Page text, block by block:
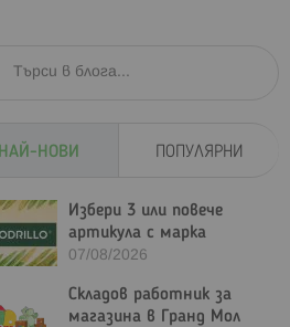
НАЙ-НОВИ
Избери 3 или повече
артикула с марка
Coccodrillo и вземи 20%
07/08/2026
Складов работник за
магазина в Гранд Мол
ПОПУЛЯРНИ